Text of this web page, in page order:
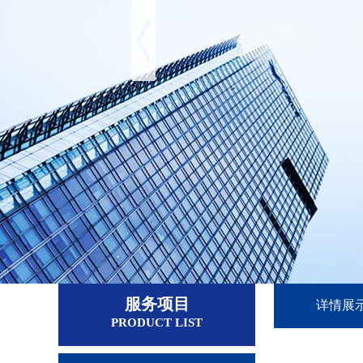
服务项目
PRODUCT LIST
详情展